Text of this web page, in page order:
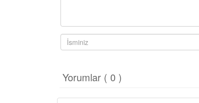
Yorumlar ( 0 )